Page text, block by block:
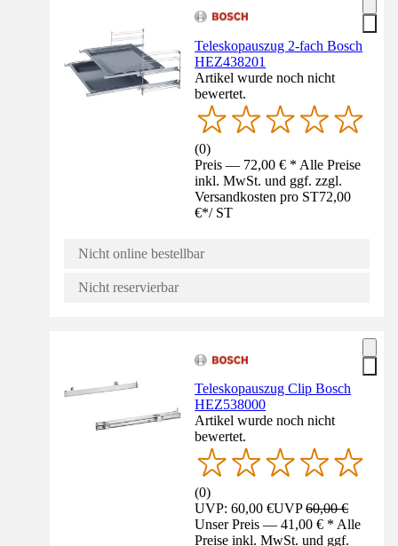
Teleskopauszug 2-fach Bosch
HEZ438201
Artikel wurde noch nicht
bewertet.
(0)
Preis — 72,00 € * Alle Preise
inkl. MwSt. und ggf. zzgl.
Versandkosten pro ST72,00
€*/ ST
Nicht online bestellbar
Nicht reservierbar
Teleskopauszug Clip Bosch
HEZ538000
Artikel wurde noch nicht
bewertet.
(0)
UVP: 60,00 €UVP60,00 €
Unser Preis — 41,00 € * Alle
Preise inkl. MwSt. und ggf.